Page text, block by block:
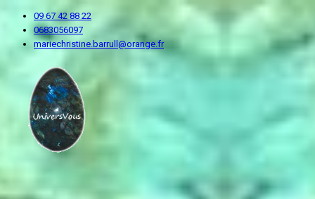
09 67 42 88 22
0683056097
mariechristine.barrull@orange.fr